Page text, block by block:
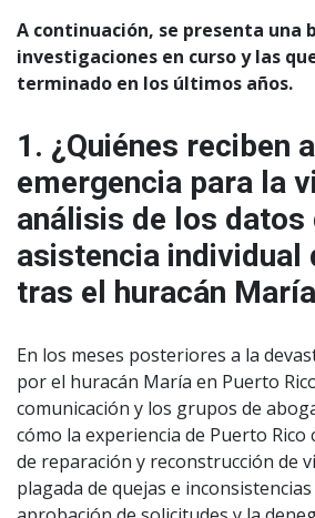
A continuación, se presenta una
investigaciones en curso y las
terminado en los últimos años.
1. ¿Quiénes reciben
emergencia para la
análisis de los datos
asistencia individual
tras el huracán María
En los meses posteriores a la
por el huracán María en Puerto
comunicación y los grupos de
cómo la experiencia de Puerto
de reparación y reconstrucción de
plagada de quejas e